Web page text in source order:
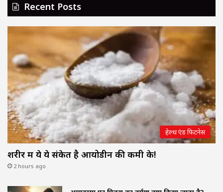
Recent Posts
हेल्थ एंड फिटनेस
शरीर में ये ये संकेत है आयोडीन की कमी के!
2 hours ago